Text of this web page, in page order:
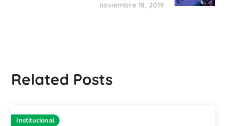
noviembre 18, 2019
Related Posts
Institucional